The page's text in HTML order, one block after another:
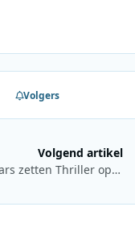
Volgers
Volgend artikel
Luisteraars zetten Thriller op 1 in Radio Veronica’s Album Top 750